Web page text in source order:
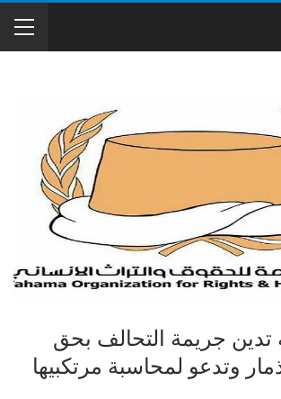
تدين جريمة التحالف بحق
وتدعو لمحاسبة مرتكبيها